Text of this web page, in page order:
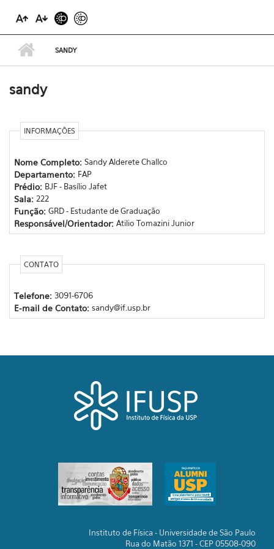
SANDY
sandy
INFORMAÇÕES
Nome Completo: Sandy Alderete Challco
Departamento: FAP
Prédio: BJF - Basílio Jafet
Sala: 222
Função: GRD - Estudante de Graduação
Responsável/Orientador: Atilio Tomazini Junior
CONTATO
Telefone: 3091-6706
E-mail de Contato: sandy@if.usp.br
Instituto de Física - Universidade de São Paulo
Rua do Matão 1371 - CEP 05508-090